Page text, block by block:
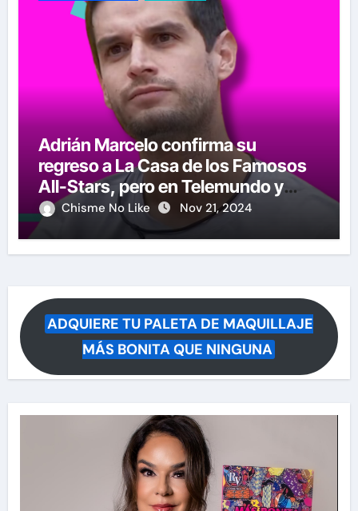
Adrián Marcelo confirma su
regreso a La Casa de los Famosos
All-Stars, pero en Telemundo y
causa polémica su anuncio
Chisme No Like Nov 21, 2024
ADQUIERE TU PALETA DE MAQUILLAJE
MÁS BONITA QUE NINGUNA